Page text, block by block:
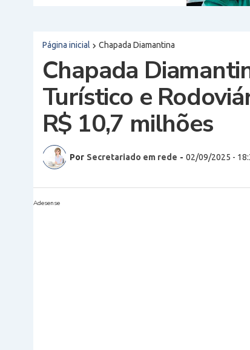
Página inicial Chapada Diamantina
Chapada
Turístico e
R$ 10,7 milhões
Por Secretariado em rede - 02/09/2025 -
Adesense